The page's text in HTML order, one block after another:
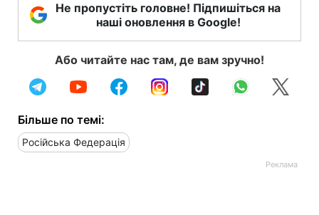
Не пропустіть головне! Підпишіться на
наші оновлення в Google!
Або читайте нас там, де вам зручно!
Більше по темі:
Російська Федерація